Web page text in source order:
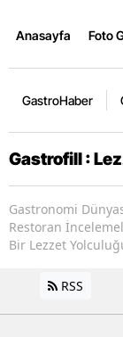
Anasayfa Foto
GastroHaber
Gastrofill :
Gastronomi
Restoran
Bir Lezzet
RSS